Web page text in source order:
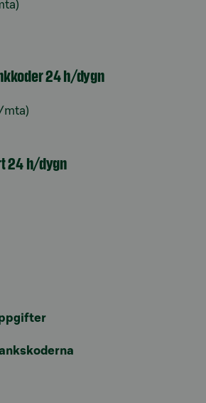
24 h/dygn
mta)
24 h/dygn